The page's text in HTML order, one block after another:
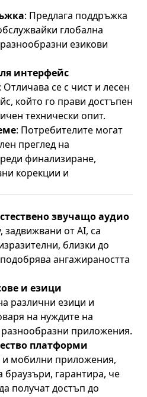
: Предлага поддръжка
глобална
езикови
интерфейс
: Отличава се с чист и лесен
който го прави достъпен
технически опит.
: Потребителите могат
преглед на
финализиране,
корекции и
звучащо аудио
задвижвани от AI, са
близки до
ангажираността
и езици
различни езици и
на нуждите на
приложения.
платформи
и мобилни приложения,
браузъри, гарантира, че
получат достъп до